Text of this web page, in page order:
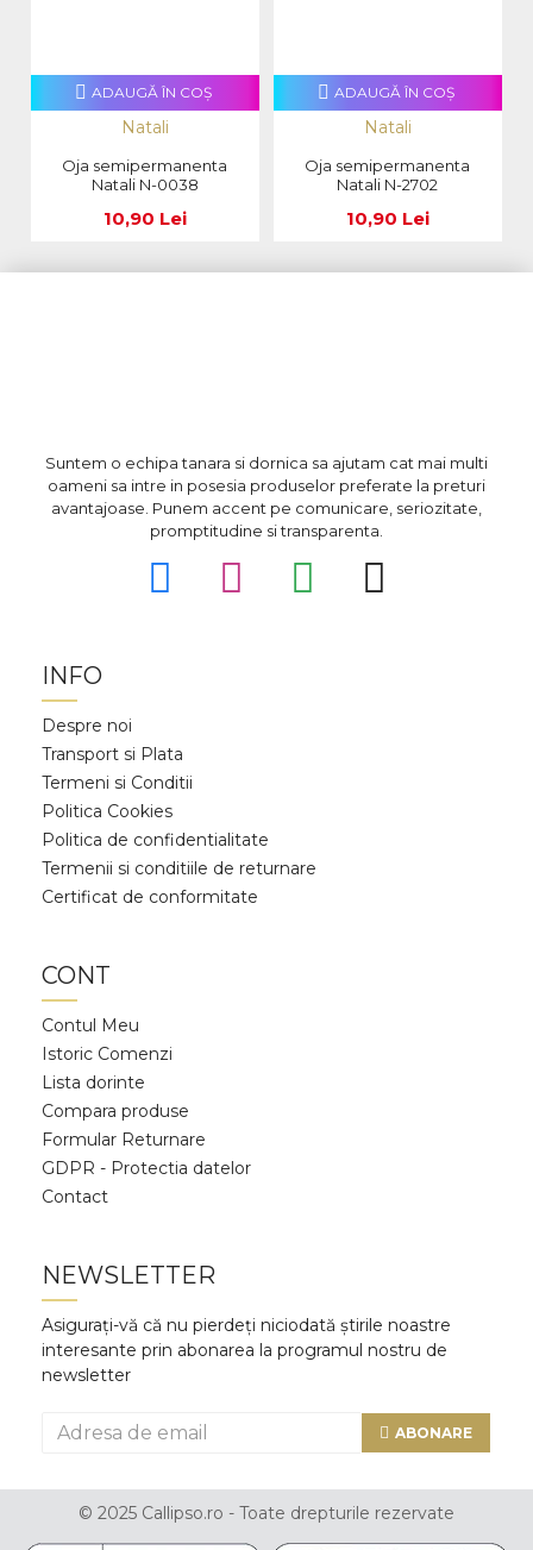
Natali
Oja semipermanenta
Natali N-0038
10,90 Lei
ADAUGĂ ÎN COŞ
Natali
Oja semipermanenta
Natali N-2702
10,90 Lei
ADAUGĂ ÎN COŞ
Suntem o echipa tanara si dornica sa ajutam cat mai multi
oameni sa intre in posesia produselor preferate la preturi
avantajoase. Punem accent pe comunicare, seriozitate,
promptitudine si transparenta.
INFO
Despre noi
Transport si Plata
Termeni si Conditii
Politica Cookies
Politica de confidentialitate
Termenii si conditiile de returnare
Certificat de conformitate
CONT
Contul Meu
Istoric Comenzi
Lista dorinte
Compara produse
Formular Returnare
GDPR - Protectia datelor
Contact
NEWSLETTER
Asigurați-vă că nu pierdeți niciodată știrile noastre
interesante prin abonarea la programul nostru de
newsletter
ABONARE
© 2025 Callipso.ro - Toate drepturile rezervate